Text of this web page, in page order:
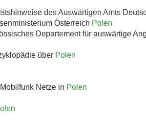
des Auswärtigen Amts
Österreich Polen
Departement für auswärtige
über Polen
Netze in Polen